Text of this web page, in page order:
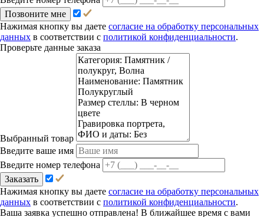
Позвоните мне
Нажимая кнопку вы даете согласие на обработку персональных
данных в соответствии с политикой конфиденциальности.
Проверьте данные заказа
Выбранный товар
Введите ваше имя
Введите номер телефона
Заказать
Нажимая кнопку вы даете согласие на обработку персональных
данных в соответствии с политикой конфиденциальности.
Ваша заявка успешно отправлена! В ближайшее время с вами